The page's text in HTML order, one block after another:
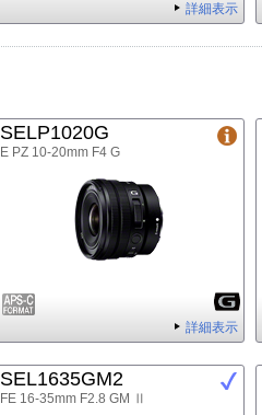
詳細表示
SELP1020G
E PZ 10-20mm F4 G
詳細表示
SEL1635GM2
FE 16-35mm F2.8 GM Ⅱ